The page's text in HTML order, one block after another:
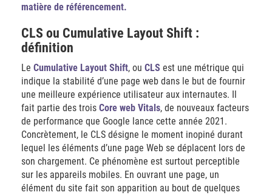
matière de référencement.
CLS ou Cumulative Layout Shift :
définition
Le Cumulative Layout Shift, ou CLS est une métrique qui
indique la stabilité d’une page web dans le but de fournir
une meilleure expérience utilisateur aux internautes. Il
fait partie des trois Core web Vitals, de nouveaux facteurs
de performance que Google lance cette année 2021.
Concrètement, le CLS désigne le moment inopiné durant
lequel les éléments d’une page Web se déplacent lors de
son chargement. Ce phénomène est surtout perceptible
sur les appareils mobiles. En ouvrant une page, un
élément du site fait son apparition au bout de quelques